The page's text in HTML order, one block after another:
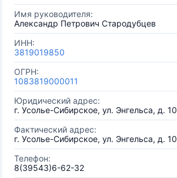
Имя руководителя:
Александр Петрович Стародубцев
ИНН:
3819019850
ОГРН:
1083819000011
Юридический адрес:
г. Усолье-Сибирское, ул. Энгельса, д. 10
Фактический адрес:
г. Усолье-Сибирское, ул. Энгельса, д. 10
Телефон:
8(39543)6-62-32